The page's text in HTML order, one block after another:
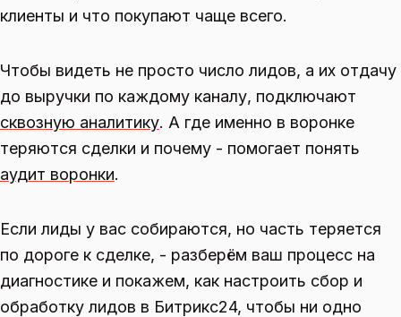
клиенты и что покупают чаще всего.
Чтобы видеть не просто число лидов, а их отдачу
до выручки по каждому каналу, подключают
сквозную аналитику. А где именно в воронке
теряются сделки и почему - помогает понять
аудит воронки.
Если лиды у вас собираются, но часть теряется
по дороге к сделке, - разберём ваш процесс на
диагностике и покажем, как настроить сбор и
обработку лидов в Битрикс24, чтобы ни одно